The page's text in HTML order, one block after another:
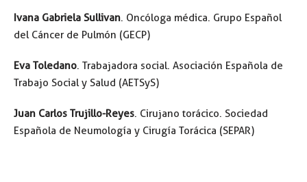
Ivana Gabriela Sullivan. Oncóloga médica. Grupo Español
del Cáncer de Pulmón (GECP)
Eva Toledano. Trabajadora social. Asociación Española de
Trabajo Social y Salud (AETSyS)
Juan Carlos Trujillo-Reyes. Cirujano torácico. Sociedad
Española de Neumología y Cirugía Torácica (SEPAR)